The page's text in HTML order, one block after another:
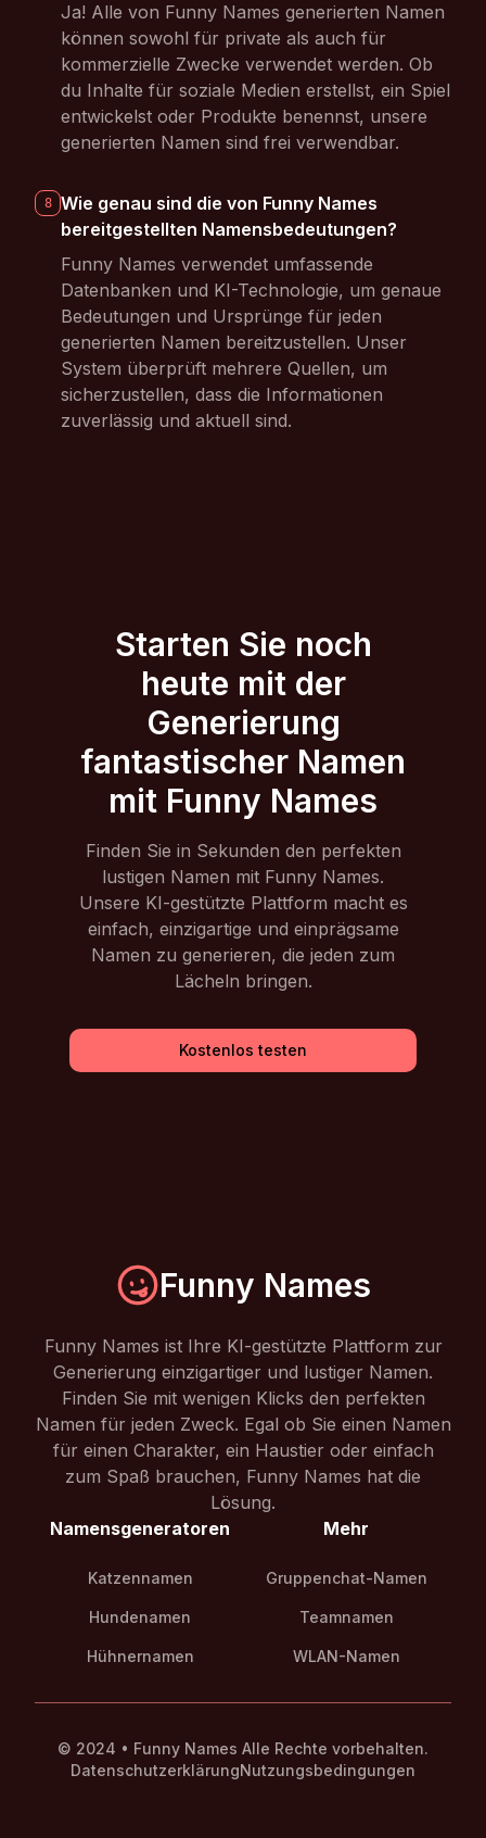
Ja! Alle von Funny Names generierten Namen
können sowohl für private als auch für
kommerzielle Zwecke verwendet werden. Ob
du Inhalte für soziale Medien erstellst, ein Spiel
entwickelst oder Produkte benennst, unsere
generierten Namen sind frei verwendbar.
8
Wie genau sind die von Funny Names
bereitgestellten Namensbedeutungen?
Funny Names verwendet umfassende
Datenbanken und KI-Technologie, um genaue
Bedeutungen und Ursprünge für jeden
generierten Namen bereitzustellen. Unser
System überprüft mehrere Quellen, um
sicherzustellen, dass die Informationen
zuverlässig und aktuell sind.
Starten Sie noch
heute mit der
Generierung
fantastischer Namen
mit Funny Names
Finden Sie in Sekunden den perfekten
lustigen Namen mit Funny Names.
Unsere KI-gestützte Plattform macht es
einfach, einzigartige und einprägsame
Namen zu generieren, die jeden zum
Lächeln bringen.
Kostenlos testen
Funny Names
Funny Names ist Ihre KI-gestützte Plattform zur
Generierung einzigartiger und lustiger Namen.
Finden Sie mit wenigen Klicks den perfekten
Namen für jeden Zweck. Egal ob Sie einen Namen
für einen Charakter, ein Haustier oder einfach
zum Spaß brauchen, Funny Names hat die
Lösung.
Namensgeneratoren
Katzennamen
Hundenamen
Hühnernamen
Mehr
Gruppenchat-Namen
Teamnamen
WLAN-Namen
© 2024 • Funny Names Alle Rechte vorbehalten.
DatenschutzerklärungNutzungsbedingungen